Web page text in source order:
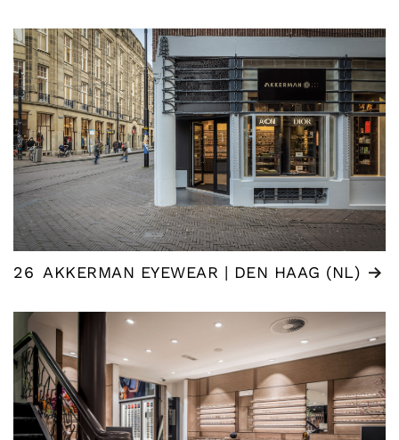
26 AKKERMAN EYEWEAR | DEN HAAG (NL)